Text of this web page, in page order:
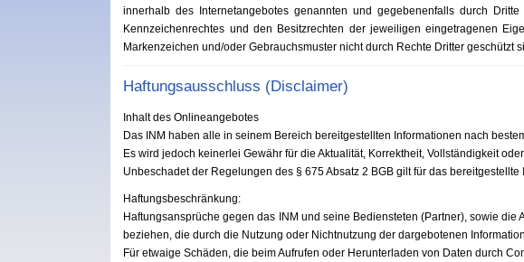
innerhalb des Internetangebotes genannten und gegebenenfalls durch
Kennzeichenrechtes und den Besitzrechten der jeweiligen eingetragenen
Markenzeichen und/oder Gebrauchsmuster nicht durch Rechte Dritter geschützt
Haftungsausschluss (Disclaimer)
Inhalt des Onlineangebotes
Das INM haben alle in seinem Bereich bereitgestellten Informationen nach
Es wird jedoch keinerlei Gewähr für die Aktualität, Korrektheit, Vollständigkeit
Unbeschadet der Regelungen des § 675 Absatz 2 BGB gilt für das
Haftungsbeschränkung:
Haftungsansprüche gegen das INM und seine Bediensteten (Partner), sowie
beziehen, die durch die Nutzung oder Nichtnutzung der dargebotenen
Für etwaige Schäden, die beim Aufrufen oder Herunterladen von Daten durch